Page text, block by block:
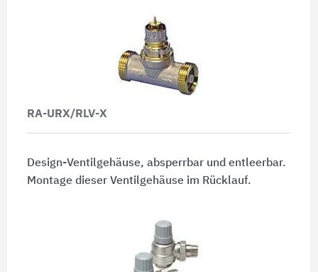
RA-URX/RLV-X
Design-Ventilgehäuse, absperrbar und entleerbar.
Montage dieser Ventilgehäuse im Rücklauf.